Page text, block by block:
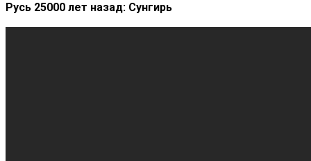
Русь 25000 лет назад: Сунгирь